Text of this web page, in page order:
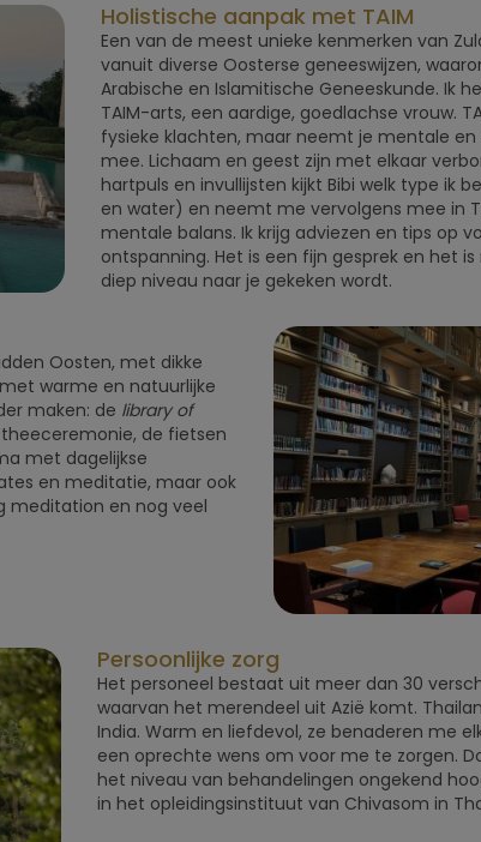
Holistische aanpak met TAIM
Een van de meest unieke kenmerken van
vanuit diverse Oosterse geneeswijzen,
Arabische en Islamitische Geneeskunde. Ik
TAIM-arts, een aardige, goedlachse vrouw.
fysieke klachten, maar neemt je mentale
mee. Lichaam en geest zijn met elkaar
hartpuls en invullijsten kijkt Bibi welk type ik
en water) en neemt me vervolgens mee in
mentale balans. Ik krijg adviezen en tips op
ontspanning. Het is een fijn gesprek en het
diep niveau naar je gekeken wordt.
Oosten, met dikke
warme en natuurlijke
maken: de library of
de fietsen
met dagelijkse
en meditatie, maar ook
meditation en nog veel
Persoonlijke zorg
Het personeel bestaat uit meer dan 30
waarvan het merendeel uit Azië komt.
India. Warm en liefdevol, ze benaderen me
een oprechte wens om voor me te zorgen.
het niveau van behandelingen ongekend
in het opleidingsinstituut van Chivasom in